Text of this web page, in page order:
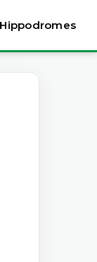
Hippodromes